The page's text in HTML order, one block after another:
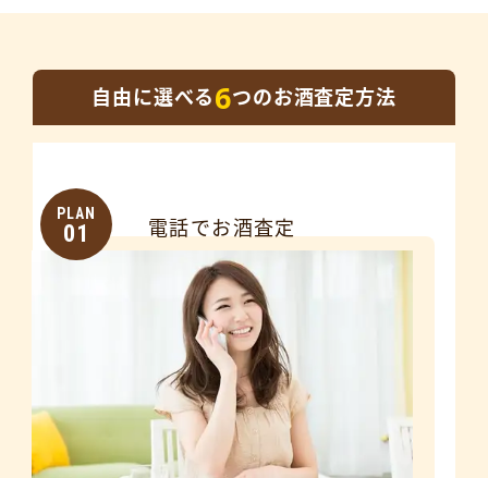
自由に選べる6つのお酒査定方法
PLAN
01 電話でお酒査定